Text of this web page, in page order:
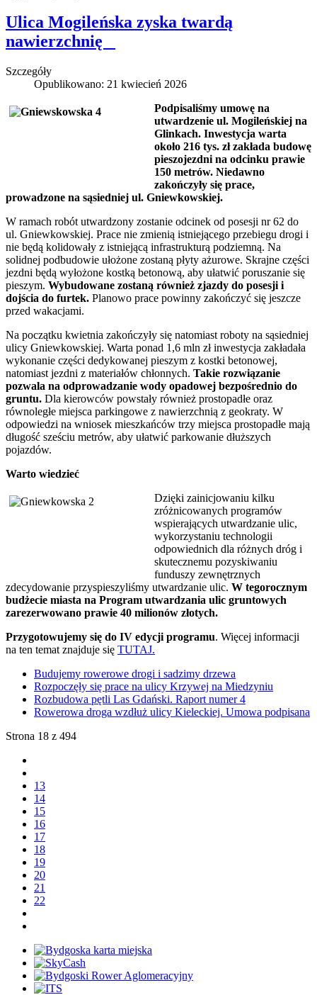
Ulica Mogileńska zyska twardą
nawierzchnię
Szczegóły
Opublikowano: 21 kwiecień 2026
Podpisaliśmy umowę na
utwardzenie ul. Mogileńskiej na
Glinkach. Inwestycja warta
około 216 tys. zł zakłada budowę
pieszojezdni na odcinku prawie
150 metrów. Niedawno
zakończyły się prace,
prowadzone na sąsiedniej ul. Gniewkowskiej.
W ramach robót utwardzony zostanie odcinek od posesji nr 62 do
ul. Gniewkowskiej. Prace nie zmienią istniejącego przebiegu drogi i
nie będą kolidowały z istniejącą infrastrukturą podziemną. Na
solidnej podbudowie ułożone zostaną płyty ażurowe. Skrajne części
jezdni będą wyłożone kostką betonową, aby ułatwić poruszanie się
pieszym. Wybudowane zostaną również zjazdy do posesji i
dojścia do furtek. Planowo prace powinny zakończyć się jeszcze
przed wakacjami.
Na początku kwietnia zakończyły się natomiast roboty na sąsiedniej
ulicy Gniewkowskiej. Warta ponad 1,6 mln zł inwestycja zakładała
wykonanie części dedykowanej pieszym z kostki betonowej,
natomiast jezdni z materiałów chłonnych. Takie rozwiązanie
pozwala na odprowadzanie wody opadowej bezpośrednio do
gruntu. Dla kierowców powstały również prostopadłe oraz
równoległe miejsca parkingowe z nawierzchnią z geokraty. W
odpowiedzi na wniosek mieszkańców trzy miejsca prostopadłe mają
długość sześciu metrów, aby ułatwić parkowanie dłuższych
pojazdów.
Warto wiedzieć
Dzięki zainicjowaniu kilku
zróżnicowanych programów
wspierających utwardzanie ulic,
wykorzystaniu technologii
odpowiednich dla różnych dróg i
skutecznemu pozyskiwaniu
funduszy zewnętrznych
zdecydowanie przyspieszyliśmy utwardzanie ulic. W tegorocznym
budżecie miasta na Program utwardzania ulic gruntowych
zarezerwowano prawie 40 milionów złotych.
Przygotowujemy się do IV edycji programu. Więcej informacji
na ten temat znajduje się TUTAJ.
Budujemy rowerowe drogi i sadzimy drzewa
Rozpoczęły się prace na ulicy Krzywej na Miedzyniu
Rozbudowa pętli Las Gdański. Raport numer 4
Rowerowa droga wzdłuż ulicy Kieleckiej. Umowa podpisana
Strona 18 z 494
13
14
15
16
17
18
19
20
21
22